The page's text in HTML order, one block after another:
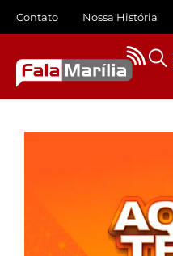
Contato Nossa História